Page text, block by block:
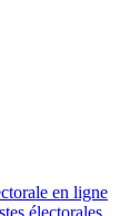
en ligne
électorales